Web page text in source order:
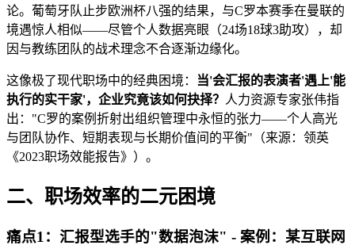
论。葡萄牙队止步欧洲杯八强的结果，与C罗本赛季在曼联的
境遇惊人相似——尽管个人数据亮眼（24场18球3助攻），却
因与教练团队的战术理念不合逐渐边缘化。
这像极了现代职场中的经典困境： 当'会汇报的表演者'遇上'能
执行的实干家'，企业究竟该如何抉择？ 人力资源专家张伟指
出："C罗的案例折射出组织管理中永恒的张力——个人高光
与团队协作、短期表现与长期价值间的平衡"（来源：领英
《2023职场效能报告》）。
二、职场效率的二元困境
痛点1：汇报型选手的"数据泡沫" - 案例：某互联网